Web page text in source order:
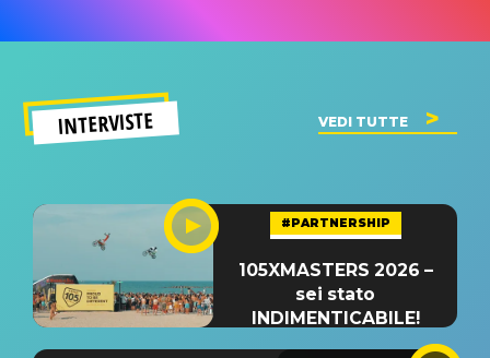
INTERVISTE VEDI TUTTE
#PARTNERSHIP
105XMASTERS 2026 –
sei stato
INDIMENTICABILE!